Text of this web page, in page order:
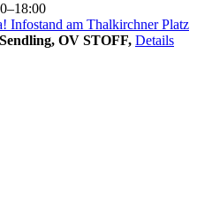
Infostand am Thalkirchner Platz
OV STOFF, Details